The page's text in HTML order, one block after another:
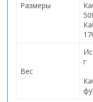
Размеры
Вес
г